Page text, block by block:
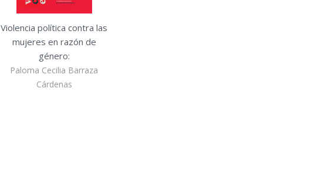
Violencia política contra las
mujeres en razón de
género:
Paloma Cecilia Barraza
Cárdenas